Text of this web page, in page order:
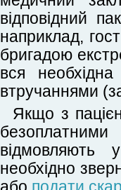
відповідний
наприклад,
бригадою
вся
втручаннями
Якщо з
відмовляють
необхідно